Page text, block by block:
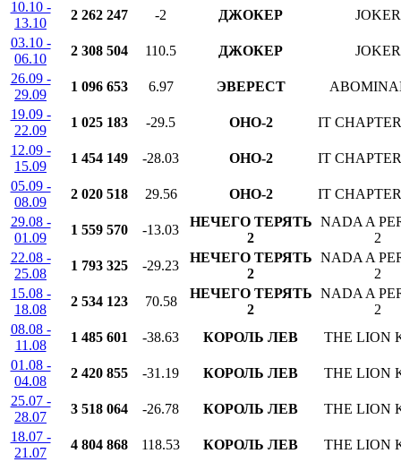
10.10 -
13.10
2 262 247 -2 ДЖОКЕР
JOKER
03.10 -
06.10
2 308 504 110.5 ДЖОКЕР
JOKER
26.09 -
29.09
1 096 653 6.97 ЭВЕРЕСТ
19.09 -
22.09
1 025 183 -29.5 ОНО-2
IT
12.09 -
15.09
1 454 149 -28.03 ОНО-2
IT
05.09 -
08.09
2 020 518 29.56 ОНО-2
IT
29.08 -
01.09
1 559 570 -13.03
НЕЧЕГО ТЕРЯТЬ
2
NADA A
2
22.08 -
25.08
1 793 325 -29.23
НЕЧЕГО ТЕРЯТЬ
2
NADA A
2
15.08 -
18.08
2 534 123 70.58
НЕЧЕГО ТЕРЯТЬ
2
NADA A
2
08.08 -
11.08
1 485 601 -38.63 КОРОЛЬ ЛЕВ
THE LION
01.08 -
04.08
2 420 855 -31.19 КОРОЛЬ ЛЕВ
THE LION
25.07 -
28.07
3 518 064 -26.78 КОРОЛЬ ЛЕВ
THE LION
18.07 -
21.07
4 804 868 118.53 КОРОЛЬ ЛЕВ
THE LION